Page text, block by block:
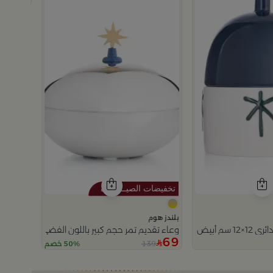
نخلة من ميرلان
بلندز هوم
وعاء تقديم تمر حجم كبير باللون الفضي و الذهبي
69
139 50% خصم